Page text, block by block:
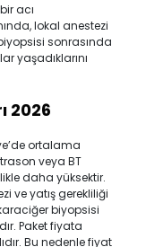
acı
lokal anestezi
sonrasında
yaşadıklarını
2026
ortalama
veya BT
daha yüksektir.
ve yatış gerekliliği
biyopsisi
Paket fiyata
Bu nedenle fiyat